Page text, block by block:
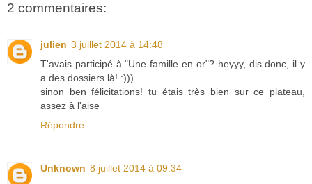
2 commentaires:
julien 3 juillet 2014 à 14:48
T'avais participé à "Une famille en or"? heyyy, dis donc, il y
a des dossiers là! :)))
sinon ben félicitations! tu étais très bien sur ce plateau,
assez à l'aise
Répondre
Unknown 8 juillet 2014 à 09:34